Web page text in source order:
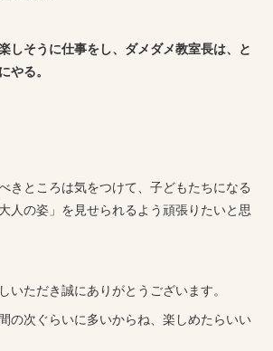
しそうに仕事をし、ダメダメ教室長は、と
やる。
きところは気をつけて、子どもたちになる
人の姿」を見せられるよう頑張りたいと思
いただき誠にありがとうございます。
の次ぐらいに多いからね、楽しめたらいい